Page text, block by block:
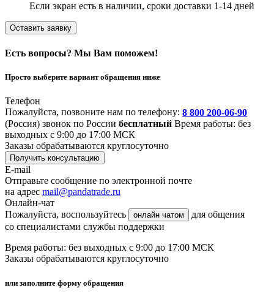
Если экран есть в наличии, сроки доставки 1-14 дней
Оставить заявку
Есть вопросы? Мы Вам поможем!
Просто выберите вариант обращения ниже
Телефон
Пожалуйста, позвоните нам по телефону: 8 800 200-06-90
(Россия) звонок по России бесплатный Время работы: без
выходных с 9:00 до 17:00 МСК
Заказы обрабатываются круглосуточно
Получить консультацию
E-mail
Отправьте сообщение по электронной почте
на адрес mail@pandatrade.ru
Онлайн-чат
Пожалуйста, воспользуйтесь
онлайн чатом
для общения
со специалистами службы поддержки
Время работы: без выходных с 9:00 до 17:00 МСК
Заказы обрабатываются круглосуточно
или заполните форму обращения